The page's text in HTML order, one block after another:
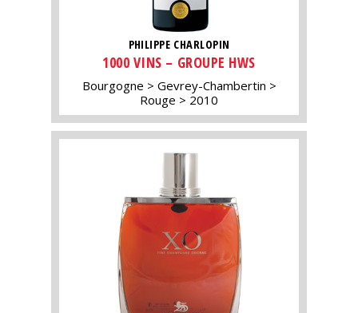
PHILIPPE CHARLOPIN
1000 VINS – GROUPE HWS
Bourgogne
Gevrey-Chambertin
Rouge
2010